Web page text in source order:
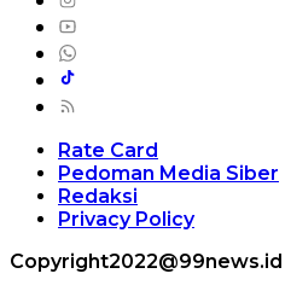
Rate Card
Pedoman Media Siber
Redaksi
Privacy Policy
Copyright2022@99news.id